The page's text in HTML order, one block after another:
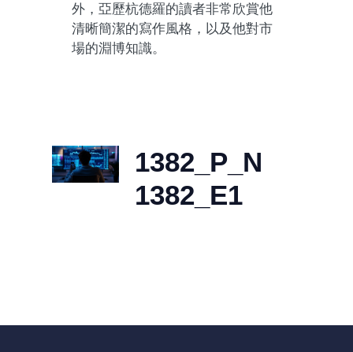
外，亞歷杭德羅的讀者非常欣賞他
清晰簡潔的寫作風格，以及他對市
場的淵博知識。
1382_P_N
1382_E1